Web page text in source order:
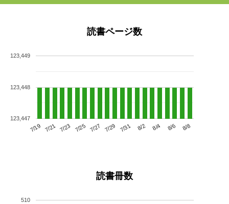
読書ページ数
7/19 7/21 7/23 7/25 7/27 7/29 7/31 8/2 8/4 8/6 8/8
123,447
123,448
123,449
読書冊数
510